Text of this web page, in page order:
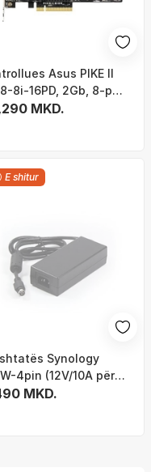
Asus PIKE II
8i-16PD, 2Gb, 8-p
12Gb/s
MKD.
E shitur
Synology
4pin (12V/10A për
MKD.